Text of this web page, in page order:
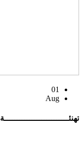
01
Aug
تهنئــــــــــــــــــــــــــة